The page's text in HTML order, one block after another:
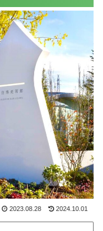
2023.08.28 2024.10.01